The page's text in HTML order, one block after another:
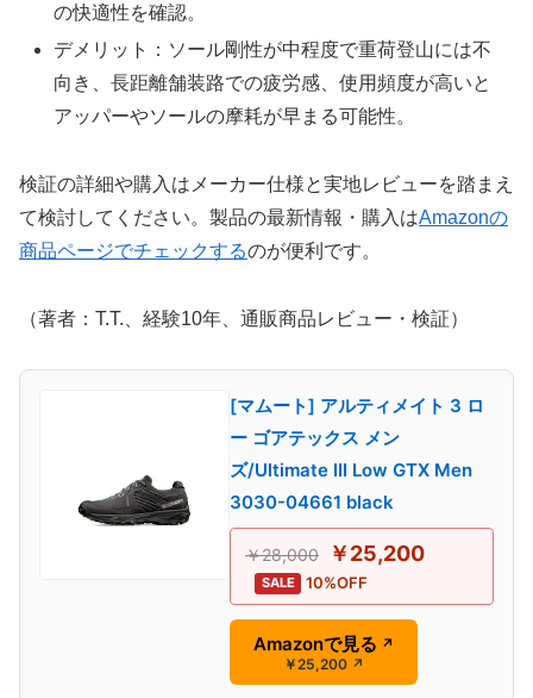
の快適性を確認。
デメリット：ソール剛性が中程度で重荷登山には不
向き、長距離舗装路での疲労感、使用頻度が高いと
アッパーやソールの摩耗が早まる可能性。
検証の詳細や購入はメーカー仕様と実地レビューを踏まえ
て検討してください。製品の最新情報・購入はAmazonの
商品ページでチェックするのが便利です。
（著者：T.T.、経験10年、通販商品レビュー・検証）
[マムート] アルティメイト 3 ロ
ー ゴアテックス メン
ズ/Ultimate III Low GTX Men
3030-04661 black
￥28,000 ￥25,200
SALE 10%OFF
Amazonで見る ↗
￥25,200 ↗